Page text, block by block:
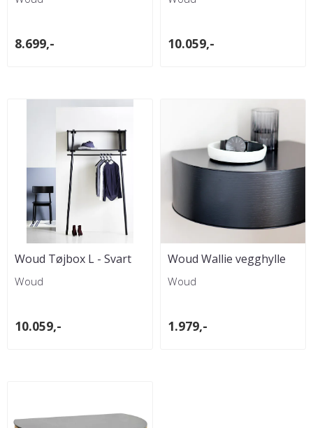
8.699,- 10.059,-
Woud Tøjbox L - Svart
Woud
10.059,-
Woud Wallie vegghylle
m/skuff - Svart
Woud
1.979,-